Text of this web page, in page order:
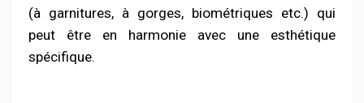
(à garnitures, à gorges, biométriques etc.) qui
peut être en harmonie avec une esthétique
spécifique.